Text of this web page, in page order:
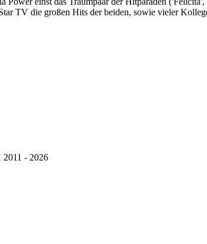
TV die großen Hits der beiden, sowie vieler
- 2026